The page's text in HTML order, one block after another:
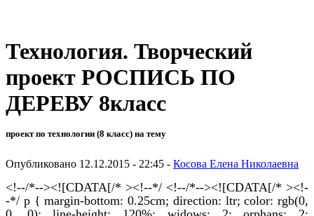
Технология. Творческий
проект РОСПИСЬ ПО
ДЕРЕВУ 8класс
проект по технологии (8 класс) на тему
Опубликовано 12.12.2015 - 22:45 - Косова Елена Николаевна
<!--/*--><![CDATA[/* ><!--*/ <!--/*--><![CDATA[/* ><!-
-*/ p { margin-bottom: 0.25cm; direction: ltr; color: rgb(0,